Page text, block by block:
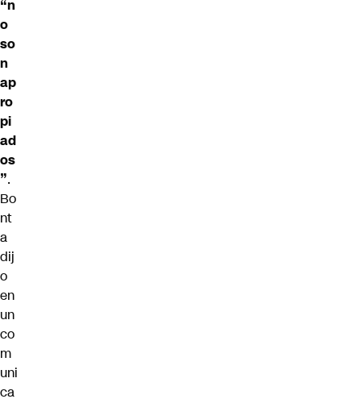
“n
o
so
n
ap
ro
pi
ad
os
”.
Bo
nt
a
dij
o
en
un
co
m
uni
ca